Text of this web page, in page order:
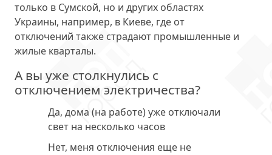
только в Сумской, но и других областях
Украины, например, в Киеве, где от
отключений также страдают промышленные и
жилые кварталы.
А вы уже столкнулись с
отключением электричества?
Да, дома (на работе) уже отключали
свет на несколько часов
Нет, меня отключения еще не